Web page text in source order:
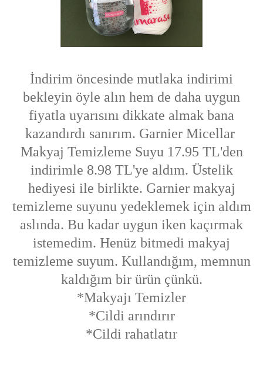
İndirim öncesinde mutlaka indirimi
bekleyin öyle alın hem de daha uygun
fiyatla uyarısını dikkate almak bana
kazandırdı sanırım. Garnier Micellar
Makyaj Temizleme Suyu 17.95 TL'den
indirimle 8.98 TL'ye aldım. Üstelik
hediyesi ile birlikte. Garnier makyaj
temizleme suyunu yedeklemek için aldım
aslında. Bu kadar uygun iken kaçırmak
istemedim. Henüz bitmedi makyaj
temizleme suyum. Kullandığım, memnun
kaldığım bir ürün çünkü.
*Makyajı Temizler
*Cildi arındırır
*Cildi rahatlatır